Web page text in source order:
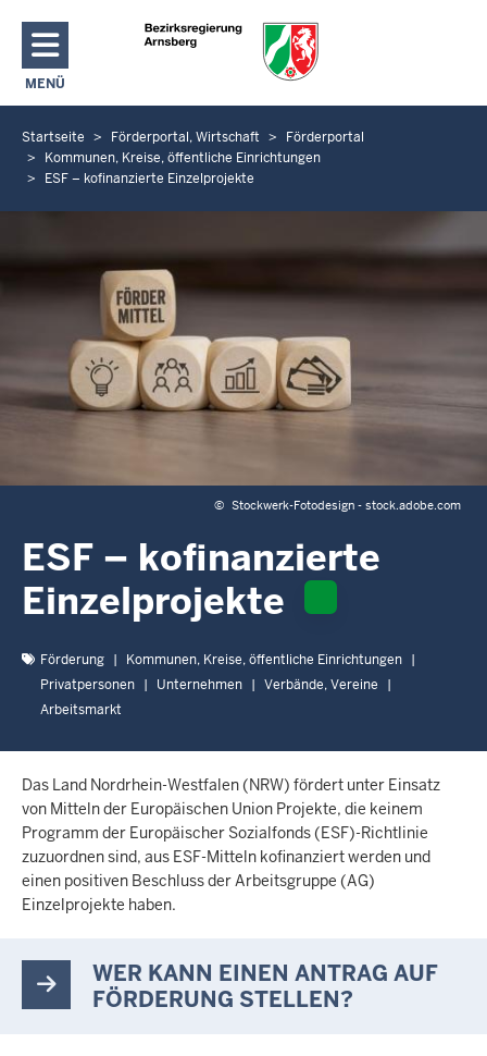
Direkt zum Inhalt
MENÜ
NAVIGATION AKTIVIEREN/DEAKTIVIEREN: HAUPTMENÜ
S
e
n
h
i
e
Startseite Förderportal, Wirtschaft
Förderportal
Kommunen, Kreise, öffentliche Einrichtungen
ESF – kofinanzierte Einzelprojekte
© Stockwerk-Fotodesign - stock.adobe.com
ESF – kofinanzierte
Einzelprojekte
Förderung
Kommunen, Kreise, öffentliche Einrichtungen
Privatpersonen
Unternehmen
Verbände, Vereine
Arbeitsmarkt
Das Land Nordrhein-Westfalen (NRW) fördert unter Einsatz
von Mitteln der Europäischen Union Projekte, die keinem
Programm der Europäischer Sozialfonds (ESF)-Richtlinie
zuzuordnen sind, aus ESF-Mitteln kofinanziert werden und
einen positiven Beschluss der Arbeitsgruppe (AG)
Einzelprojekte haben.
WER KANN EINEN ANTRAG AUF
FÖRDERUNG STELLEN?